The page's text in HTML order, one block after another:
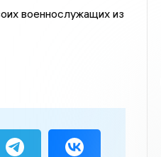
военнослужащих из